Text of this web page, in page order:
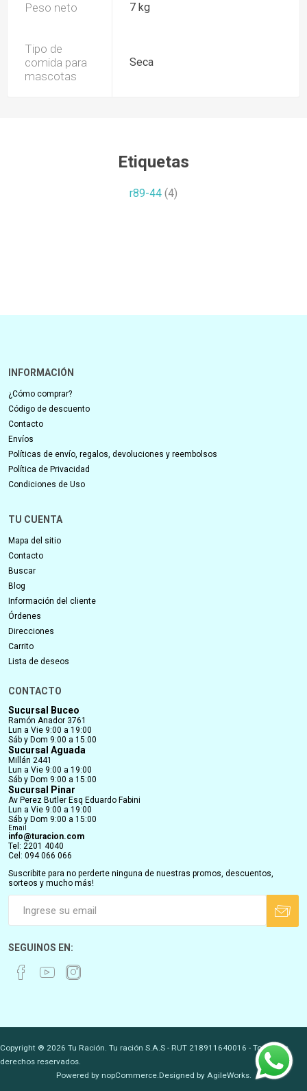
Peso neto 7 kg
Tipo de
comida para
mascotas
Seca
Etiquetas
r89-44 (4)
INFORMACIÓN
¿Cómo comprar?
Código de descuento
Contacto
Envíos
Políticas de envío, regalos, devoluciones y reembolsos
Política de Privacidad
Condiciones de Uso
TU CUENTA
Mapa del sitio
Contacto
Buscar
Blog
Información del cliente
Órdenes
Direcciones
Carrito
Lista de deseos
CONTACTO
Sucursal Buceo
Ramón Anador 3761
Lun a Vie 9:00 a 19:00
Sáb y Dom 9:00 a 15:00
Sucursal Aguada
Millán 2441
Lun a Vie 9:00 a 19:00
Sáb y Dom 9:00 a 15:00
Sucursal Pinar
Av Perez Butler Esq Eduardo Fabini
Lun a Vie 9:00 a 19:00
Sáb y Dom 9:00 a 15:00
Email
info@turacion.com
Tel: 2201 4040
Cel: 094 066 066
Suscribite para no perderte ninguna de nuestras promos, descuentos,
sorteos y mucho más!
SEGUINOS EN:
Copyright ® 2026 Tu Ración. Tu ración S.A.S - RUT 218911640016 - Todos los
derechos reservados.
Powered by nopCommerce.Designed by AgileWorks.